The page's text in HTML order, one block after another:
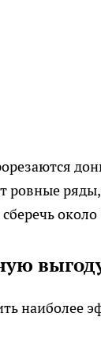
ровные
наиболее